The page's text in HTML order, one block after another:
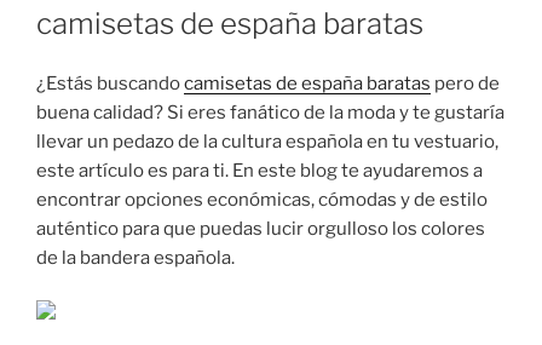
camisetas de españa baratas
¿Estás buscandocamisetas de españa baratas pero de
buena calidad? Si eres fanático de la moda y te gustaría
llevar un pedazo de la cultura española en tu vestuario,
este artículo es para ti. En este blog te ayudaremos a
encontrar opciones económicas, cómodas y de estilo
auténtico para que puedas lucir orgulloso los colores
de la bandera española.